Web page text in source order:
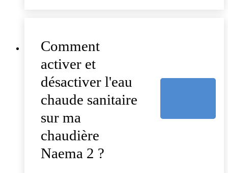
Comment
activer et
désactiver l'eau
chaude sanitaire
sur ma
chaudière
Naema 2 ?